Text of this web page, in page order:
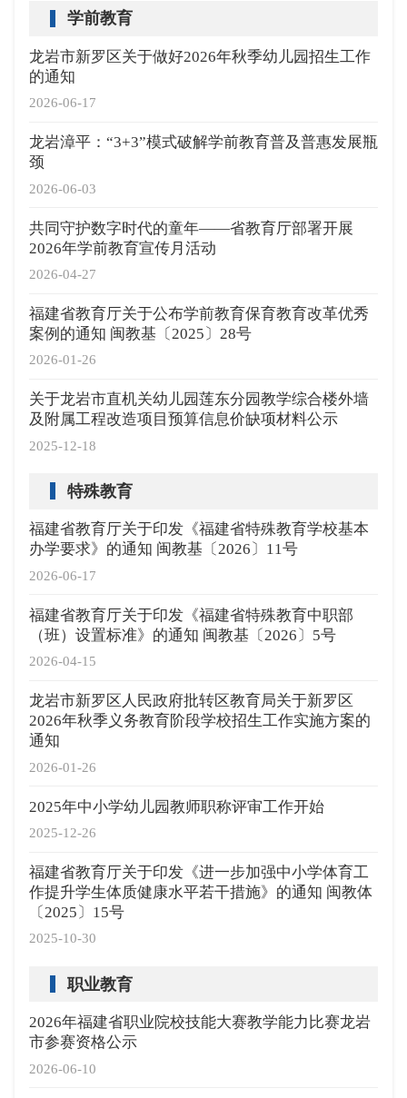
学前教育
2026-06-17
龙岩市新罗区关于做好2026年秋季幼儿园招生工作
的通知
2026-06-03
龙岩漳平：“3+3”模式破解学前教育普及普惠发展瓶
颈
2026-04-27
共同守护数字时代的童年——省教育厅部署开展
2026年学前教育宣传月活动
2026-01-26
福建省教育厅关于公布学前教育保育教育改革优秀
案例的通知 闽教基〔2025〕28号
2025-12-18
关于龙岩市直机关幼儿园莲东分园教学综合楼外墙
及附属工程改造项目预算信息价缺项材料公示
特殊教育
2026-06-17
福建省教育厅关于印发《福建省特殊教育学校基本
办学要求》的通知 闽教基〔2026〕11号
2026-04-15
福建省教育厅关于印发《福建省特殊教育中职部
（班）设置标准》的通知 闽教基〔2026〕5号
2026-01-26
龙岩市新罗区人民政府批转区教育局关于新罗区
2026年秋季义务教育阶段学校招生工作实施方案的
通知
2025-12-26
2025年中小学幼儿园教师职称评审工作开始
2025-10-30
福建省教育厅关于印发《进一步加强中小学体育工
作提升学生体质健康水平若干措施》的通知 闽教体
〔2025〕15号
职业教育
2026-06-10
2026年福建省职业院校技能大赛教学能力比赛龙岩
市参赛资格公示